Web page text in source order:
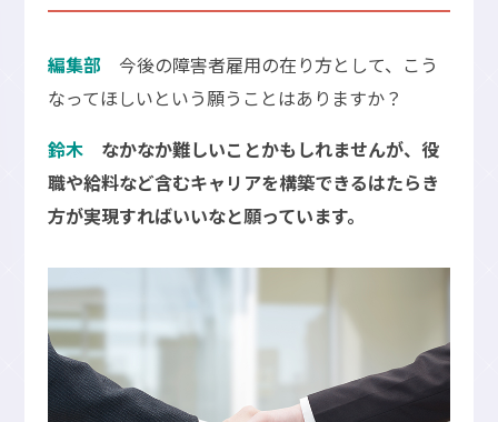
編集部 今後の障害者雇用の在り方として、こう
なってほしいという願うことはありますか？
鈴木
なかなか難しいことかもしれませんが、役
職や給料など含むキャリアを構築できるはたらき
方が実現すればいいなと願っています。